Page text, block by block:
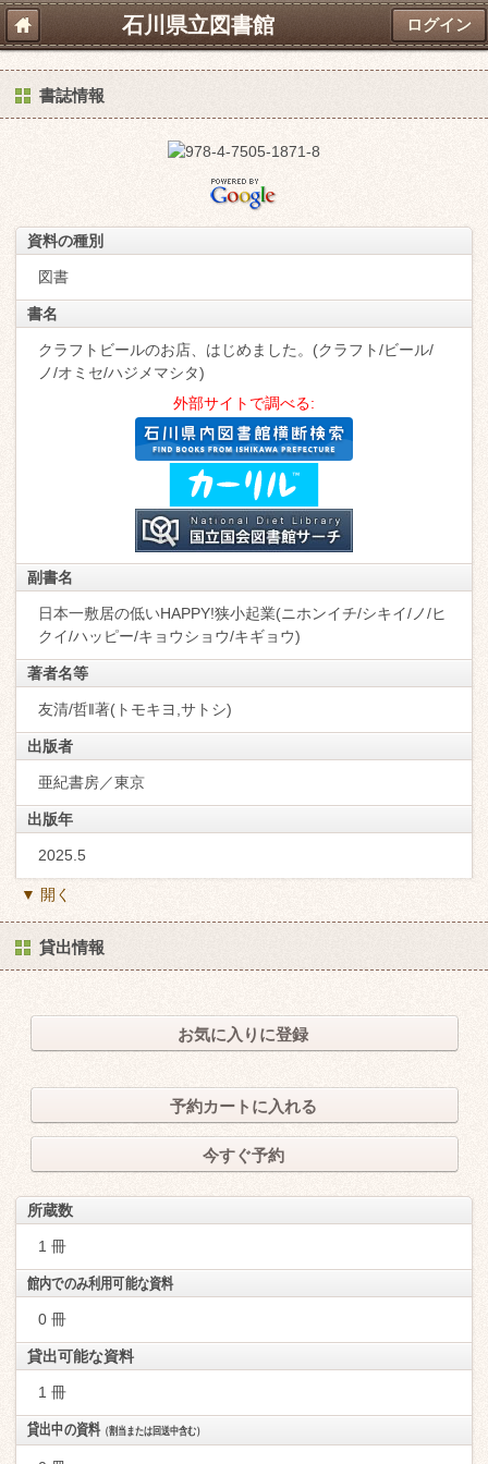
石川県立図書館 ログイン
書誌情報
資料の種別
図書
書名
クラフトビールのお店、はじめました。(クラフト/ビール/
ノ/オミセ/ハジメマシタ)
外部サイトで調べる:
副書名
日本一敷居の低いHAPPY!狭小起業(ニホンイチ/シキイ/ノ/ヒ
クイ/ハッピー/キョウショウ/キギョウ)
著者名等
友清/哲‖著(トモキヨ,サトシ)
出版者
亜紀書房／東京
出版年
2025.5
▼ 開く
貸出情報
お気に入りに登録
予約カートに入れる
今すぐ予約
所蔵数
1 冊
館内でのみ利用可能な資料
0 冊
貸出可能な資料
1 冊
貸出中の資料（割当または回送中含む）